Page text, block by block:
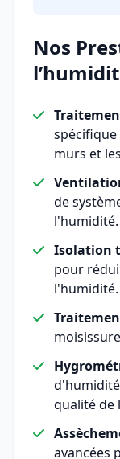
Nos
murs et
de
l'humidité.
Isolation
pour
l'humidité.
qualité de
avancées